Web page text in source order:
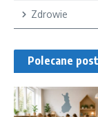
Zdrowie
Polecane